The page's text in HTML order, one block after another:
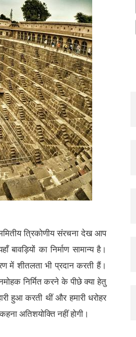
त्रिकोणीय संरचना देख आप
का निर्माण सामान्य है।
में शीतलता भी प्रदान करती हैं।
निर्मित करने के पीछे क्या हेतु
हुआ करती थीं और हमारी धरोहर
अतिशयोक्ति नहीं होगी।